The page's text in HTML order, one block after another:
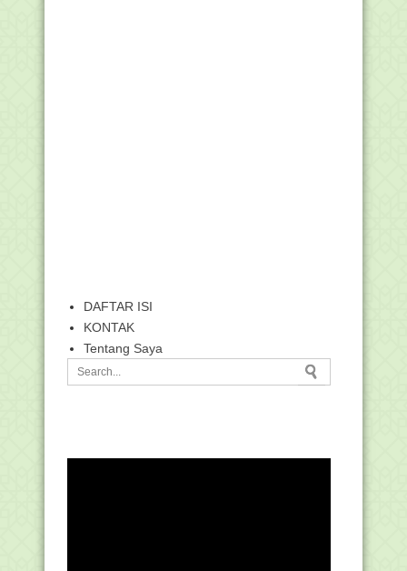
DAFTAR ISI
KONTAK
Tentang Saya